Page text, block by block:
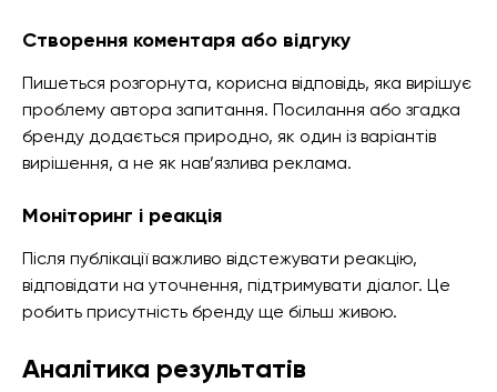
Створення коментаря або відгуку
Пишеться розгорнута, корисна відповідь, яка вирішує
проблему автора запитання. Посилання або згадка
бренду додається природно, як один із варіантів
вирішення, а не як нав’язлива реклама.
Моніторинг і реакція
Після публікації важливо відстежувати реакцію,
відповідати на уточнення, підтримувати діалог. Це
робить присутність бренду ще більш живою.
Аналітика результатів